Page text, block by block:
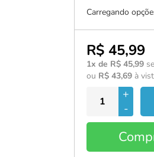
Carregando
R$ 45,99
1x de R$ 45,99
ou R$ 43,69 à
+
-